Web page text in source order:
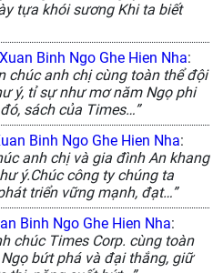
tựa khói sương Khi ta biết
Xuan Binh Ngo Ghe Hien Nha:
chúc anh chị cùng toàn thể đội
ý, tỉ sự như mơ năm Ngọ phi
sách của Times…”
Binh Ngo Ghe Hien Nha:
anh chị và gia đình An khang
ý.Chúc công ty chúng ta
triển vững mạnh, đạt…”
Binh Ngo Ghe Hien Nha:
chúc Times Corp. cùng toàn
bứt phá và đại thắng, giữ